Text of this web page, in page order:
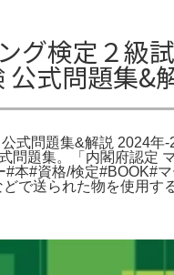
グ検定２級
公式問題集&
式問題集&解説 2024
問題集。「内閣府認
本#資格/検定#BOOK#
で送られた物を使用す